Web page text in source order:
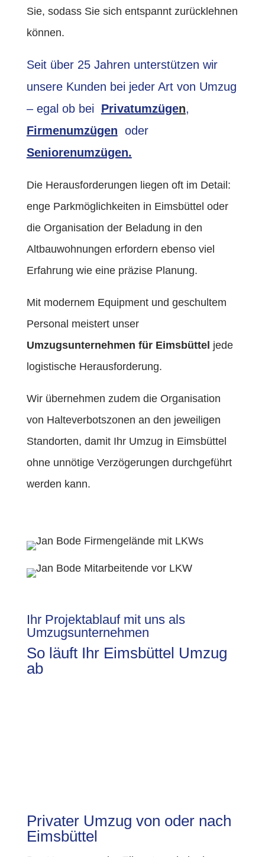
Sie, sodass Sie sich entspannt zurücklehnen
können.
Seit über 25 Jahren unterstützen wir
unsere Kunden bei jeder Art von Umzug
– egal ob bei
Privatumzügen,
Firmenumzügen oder
Seniorenumzügen.
Die Herausforderungen liegen oft im Detail:
enge Parkmöglichkeiten in Eimsbüttel oder
die Organisation der Beladung in den
Altbauwohnungen erfordern ebenso viel
Erfahrung wie eine präzise Planung.
Mit modernem Equipment und geschultem
Personal meistert unser
Umzugsunternehmen für Eimsbüttel jede
logistische Herausforderung.
Wir übernehmen zudem die Organisation
von Halteverbotszonen an den jeweiligen
Standorten, damit Ihr Umzug in Eimsbüttel
ohne unnötige Verzögerungen durchgeführt
werden kann.
Ihr Projektablauf mit uns als
Umzugsunternehmen
So läuft Ihr Eimsbüttel Umzug
ab
Privater Umzug von oder nach
Eimsbüttel